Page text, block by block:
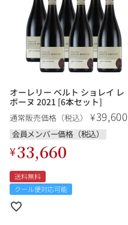
オーレリー ベルト ショレイ レ
ボーヌ 2021 [6本セット]
通常販売価格（税込） ¥39,600
会員メンバー価格（税込）
¥33,660
送料無料
クール便対応可能